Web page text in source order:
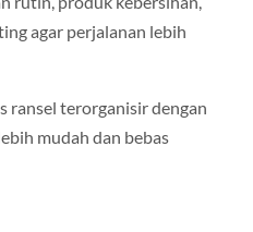
agar perjalanan lebih
ransel terorganisir dengan
mudah dan bebas